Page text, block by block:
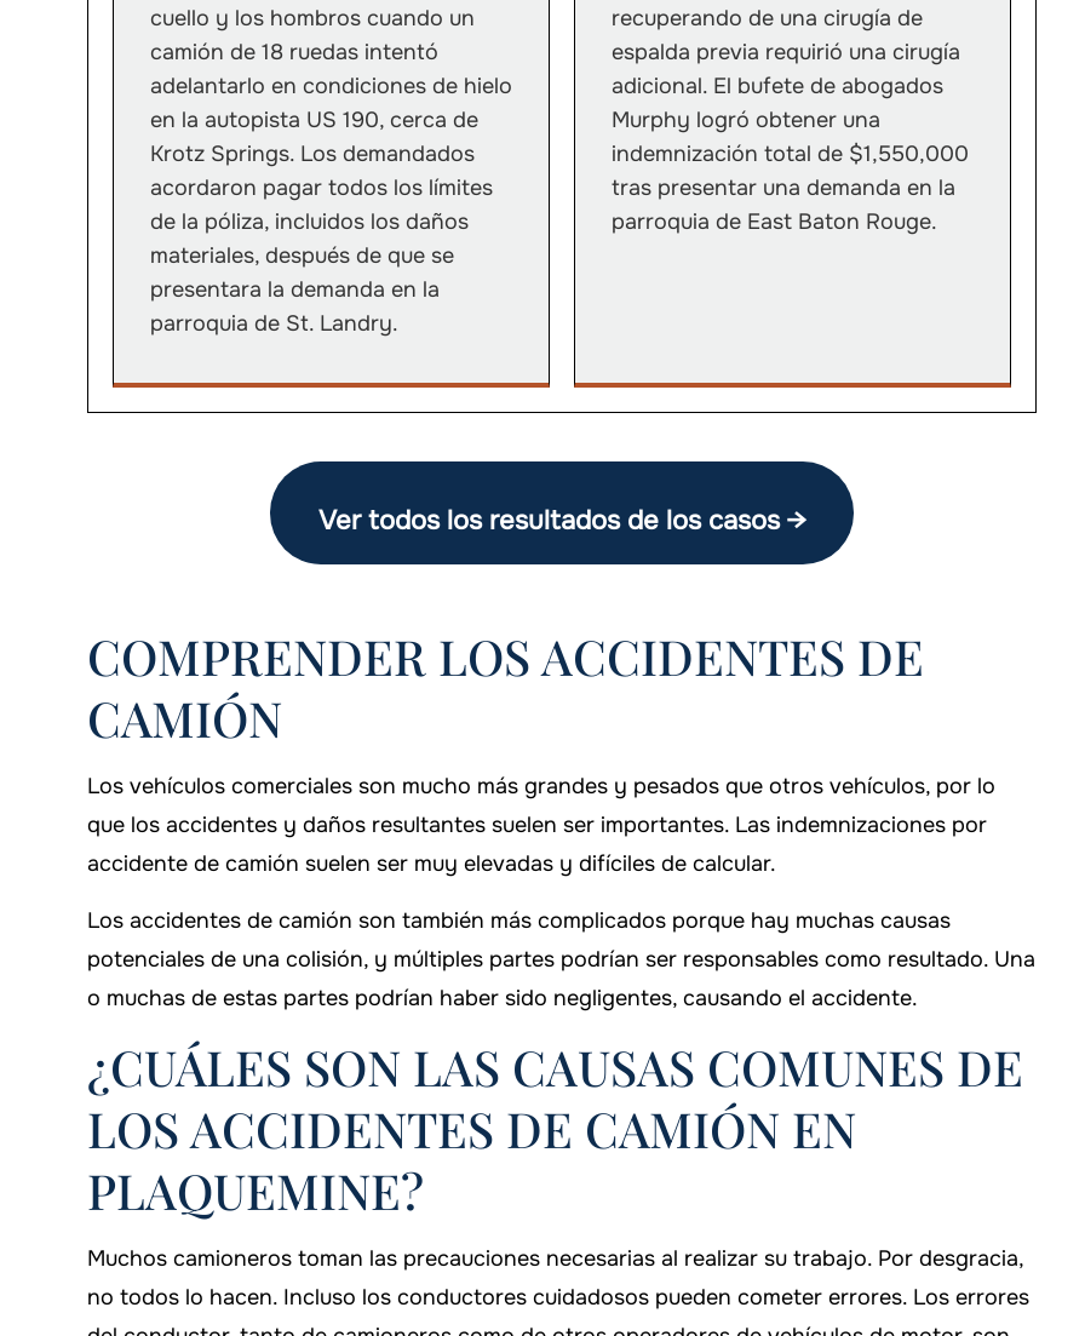
cuello y los hombros cuando un
camión de 18 ruedas intentó
adelantarlo en condiciones de hielo
en la autopista US 190, cerca de
Krotz Springs. Los demandados
acordaron pagar todos los límites
de la póliza, incluidos los daños
materiales, después de que se
presentara la demanda en la
parroquia de St. Landry.
recuperando de una cirugía de
espalda previa requirió una cirugía
adicional. El bufete de abogados
Murphy logró obtener una
indemnización total de $1,550,000
tras presentar una demanda en la
parroquia de East Baton Rouge.
Ver todos los resultados de los casos →
COMPRENDER LOS ACCIDENTES DE
CAMIÓN
Los vehículos comerciales son mucho más grandes y pesados que otros vehículos, por lo
que los accidentes y daños resultantes suelen ser importantes. Las indemnizaciones por
accidente de camión suelen ser muy elevadas y difíciles de calcular.
Los accidentes de camión son también más complicados porque hay muchas causas
potenciales de una colisión, y múltiples partes podrían ser responsables como resultado. Una
o muchas de estas partes podrían haber sido negligentes, causando el accidente.
¿CUÁLES SON LAS CAUSAS COMUNES DE
LOS ACCIDENTES DE CAMIÓN EN
PLAQUEMINE?
Muchos camioneros toman las precauciones necesarias al realizar su trabajo. Por desgracia,
no todos lo hacen. Incluso los conductores cuidadosos pueden cometer errores. Los errores